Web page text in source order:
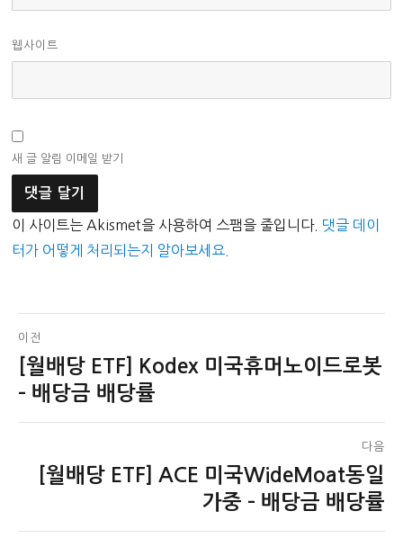
웹사이트
새 글 알림 이메일 받기
이 사이트는 Akismet을 사용하여 스팸을 줄입니다. 댓글 데이
터가 어떻게 처리되는지 알아보세요.
글
탐
이전
이
전
[월배당 ETF] Kodex 미국휴머노이드로봇
– 배당금 배당률
다음
[월배당 ETF] ACE 미국WideMoat동일
가중 – 배당금 배당률